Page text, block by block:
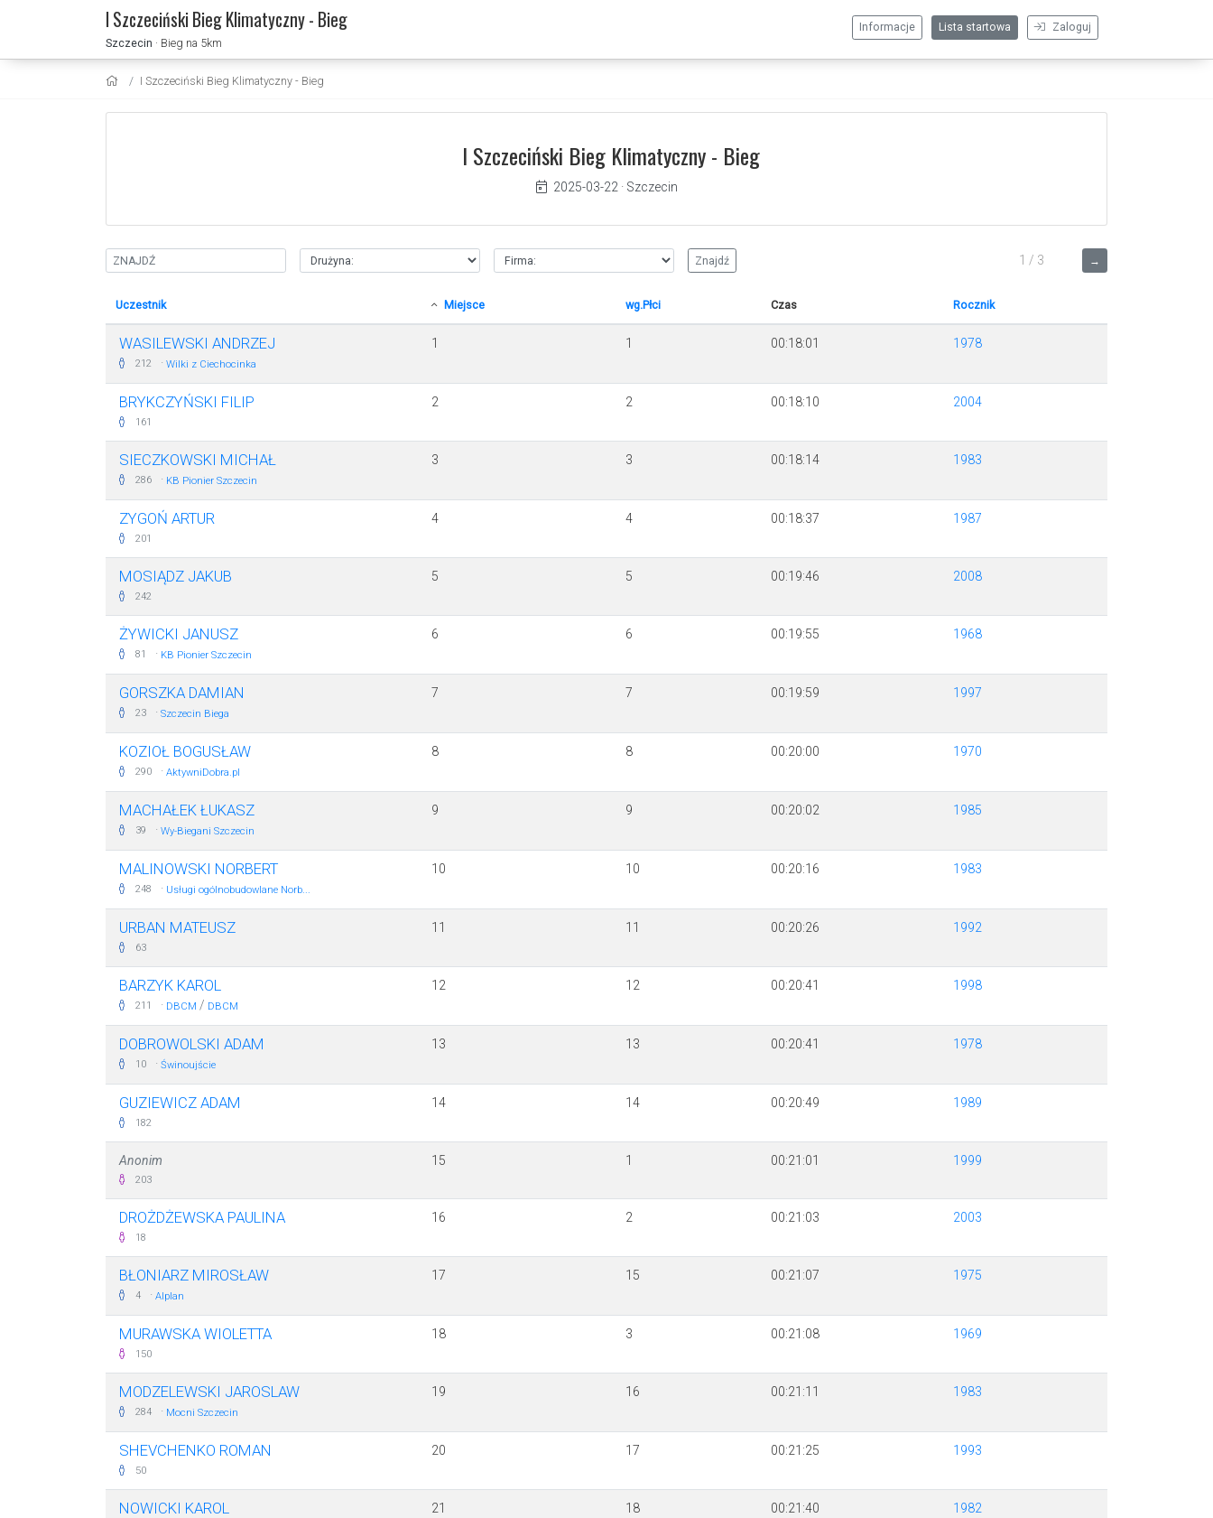
I Szczeciński Bieg Klimatyczny - Bieg
Szczecin · Bieg na 5km
Zaloguj
Lista startowa
Informacje
I Szczeciński Bieg Klimatyczny - Bieg
I Szczeciński Bieg Klimatyczny - Bieg
2025-03-22 · Szczecin
→
1 / 3
Uczestnik Miejsce wg.Płci Czas Rocznik
WASILEWSKI ANDRZEJ
212 · Wilki z Ciechocinka
1 1 00:18:01 1978
BRYKCZYŃSKI FILIP
161
2 2 00:18:10 2004
SIECZKOWSKI MICHAŁ
286 · KB Pionier Szczecin
3 3 00:18:14 1983
ZYGOŃ ARTUR
201
4 4 00:18:37 1987
MOSIĄDZ JAKUB
242
5 5 00:19:46 2008
ŻYWICKI JANUSZ
81 · KB Pionier Szczecin
6 6 00:19:55 1968
GORSZKA DAMIAN
23 · Szczecin Biega
7 7 00:19:59 1997
KOZIOŁ BOGUSŁAW
290 · AktywniDobra.pl
8 8 00:20:00 1970
MACHAŁEK ŁUKASZ
39 · Wy-Biegani Szczecin
9 9 00:20:02 1985
MALINOWSKI NORBERT
248 · Usługi ogólnobudowlane Norb...
10 10 00:20:16 1983
URBAN MATEUSZ
63
11 11 00:20:26 1992
BARZYK KAROL
211 · DBCM / DBCM
12 12 00:20:41 1998
DOBROWOLSKI ADAM
10 · Świnoujście
13 13 00:20:41 1978
GUZIEWICZ ADAM
182
14 14 00:20:49 1989
Anonim
203
15 1 00:21:01 1999
DROŻDŻEWSKA PAULINA
18
16 2 00:21:03 2003
BŁONIARZ MIROSŁAW
4 · Alplan
17 15 00:21:07 1975
MURAWSKA WIOLETTA
150
18 3 00:21:08 1969
MODZELEWSKI JAROSLAW
284 · Mocni Szczecin
19 16 00:21:11 1983
SHEVCHENKO ROMAN
50
20 17 00:21:25 1993
NOWICKI KAROL 21 18 00:21:40 1982